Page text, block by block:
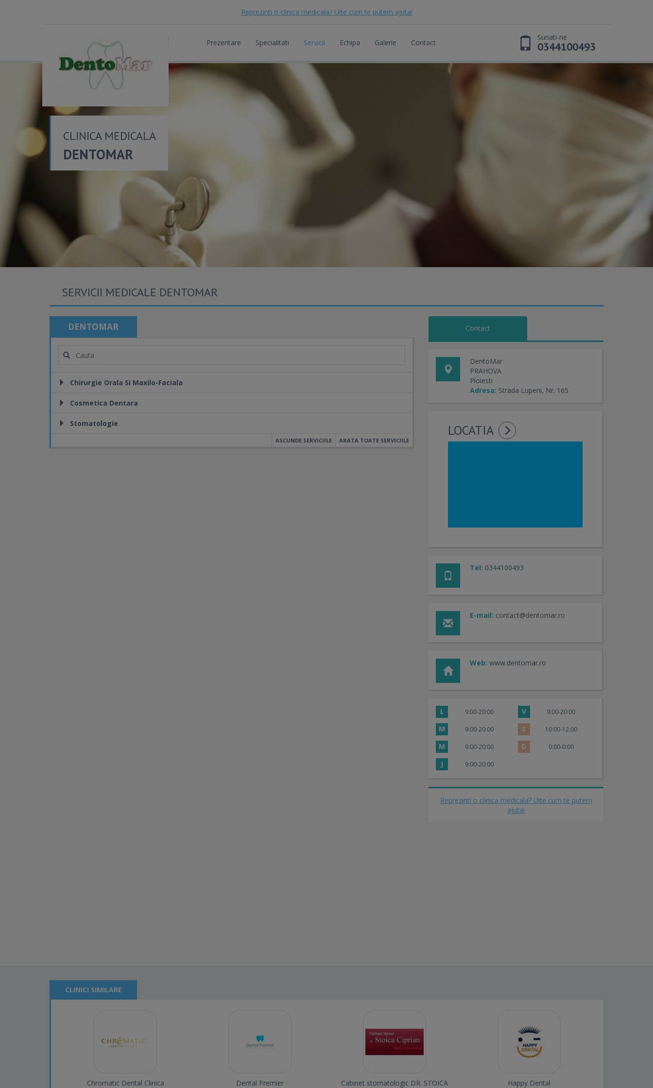
Reprezinti o clinica medicala? Uite cum te putem ajuta!
Prezentare Specialitati Servicii Echipa Galerie Contact
Sunati-ne
0344100493
CLINICA MEDICALA
DENTOMAR
SERVICII MEDICALE DENTOMAR
DENTOMAR
Chirurgie Orala Si Maxilo-Faciala
Cosmetica Dentara
Stomatologie
ARATA TOATE SERVICIILE
ASCUNDE SERVICIILE
Contact
DentoMar
PRAHOVA
Ploiesti
Adresa: Strada Lupeni, Nr. 165
LOCATIA
Tel: 0344100493
E-mail: contact@dentomar.ro
Web: www.dentomar.ro
L 9:00-20:00 V 9:00-20:00
M 9:00-20:00 S 10:00-12:00
M 9:00-20:00 D 0:00-0:00
J 9:00-20:00
Reprezinti o clinica medicala? Uite cum te putem
ajuta!
CLINICI SIMILARE
Chromatic Dental Clinica Dental Premier Cabinet stomatologic DR. STOICA Happy Dental